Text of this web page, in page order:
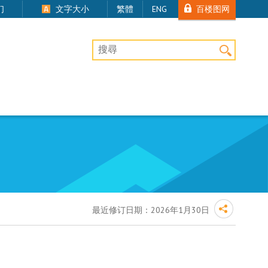
文字大小 繁體 ENG 百楼图网
桌上版网站搜寻
最近修订日期：2026年1月30日